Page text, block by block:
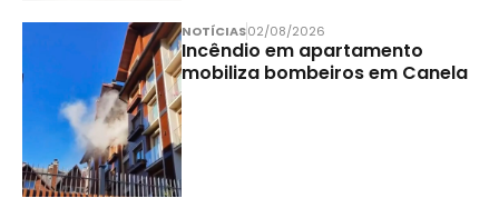
NOTÍCIAS02/08/2026
Incêndio em apartamento
mobiliza bombeiros em Canela